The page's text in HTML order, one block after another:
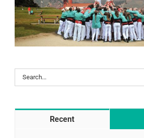
Search
for:
Recent